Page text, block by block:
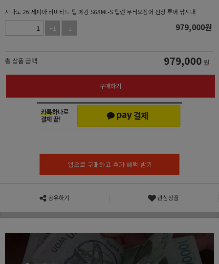
시마노 26 세피아 리미티드 팁 에깅 S68ML-S 팁런 무늬오징어 선상 루어 낚시대
+1
-1 979,000원
총 상품 금액 979,000 원
구매하기
공유하기 관심상품